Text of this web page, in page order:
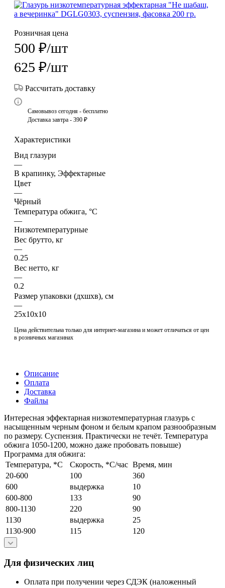
Розничная цена
500 ₽/шт
625 ₽/шт
Рассчитать доставку
Самовывоз сегодня - бесплатно
Доставка завтра - 390 ₽
Характеристики
Вид глазури
—
В крапинку, Эффектарные
Цвет
—
Чёрный
Температура обжига, °C
—
Низкотемпературные
Вес брутто, кг
—
0.25
Вес нетто, кг
—
0.2
Размер упаковки (дхшхв), см
—
25х10х10
Цена действительна только для интернет-магазина и может отличаться от цен
в розничных магазинах
Описание
Оплата
Доставка
Файлы
Интересная эффектарная низкотемпературная глазурь с
насыщенным черным фоном и белым крапом разнообразным
по размеру. Суспензия. Практически не течёт. Температура
обжига 1050-1200, можно даже пробовать повыше)
Программа для обжига:
Температура, *С
Скорость, *C/час Время, мин
20-600
100
360
600
выдержка
10
600-800
133
90
800-1130
220
90
1130
выдержка
25
1130-900
115 120
Для физических лиц
Оплата при получении через СДЭК (наложенный